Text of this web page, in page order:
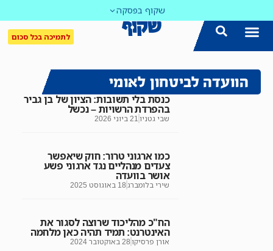
שקוף בפסקה
לתמיכה בכל סכום
הוועדה לביטחון לאומי
כנסת בלי תשובות: הציון של בן גביר
בהפרדת הרשויות – נכשל
שבי גטניו 21 ביוני 2026
כמו ארגוני טרור: חוק שיאפשר
צעדים מנהליים נגד ארגוני פשע
אושר בוועדה
שירי בלומברג18 באוגוסט 2025
הח"כ מהליכוד שרוצה לסגור את
האינטרנט: תמיד תהיה כאן מלחמה
אורן פרסיקו 28 באוקטובר 2024